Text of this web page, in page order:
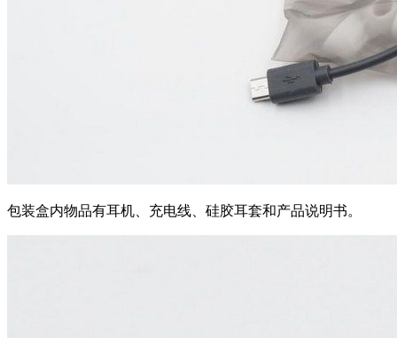
包装盒内物品有耳机、充电线、硅胶耳套和产品说明书。